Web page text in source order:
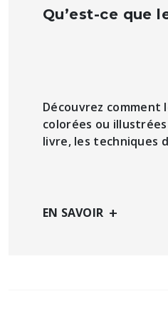
Qu’est-ce que
Découvrez comment
colorées ou
livre, les techniques
EN SAVOIR +